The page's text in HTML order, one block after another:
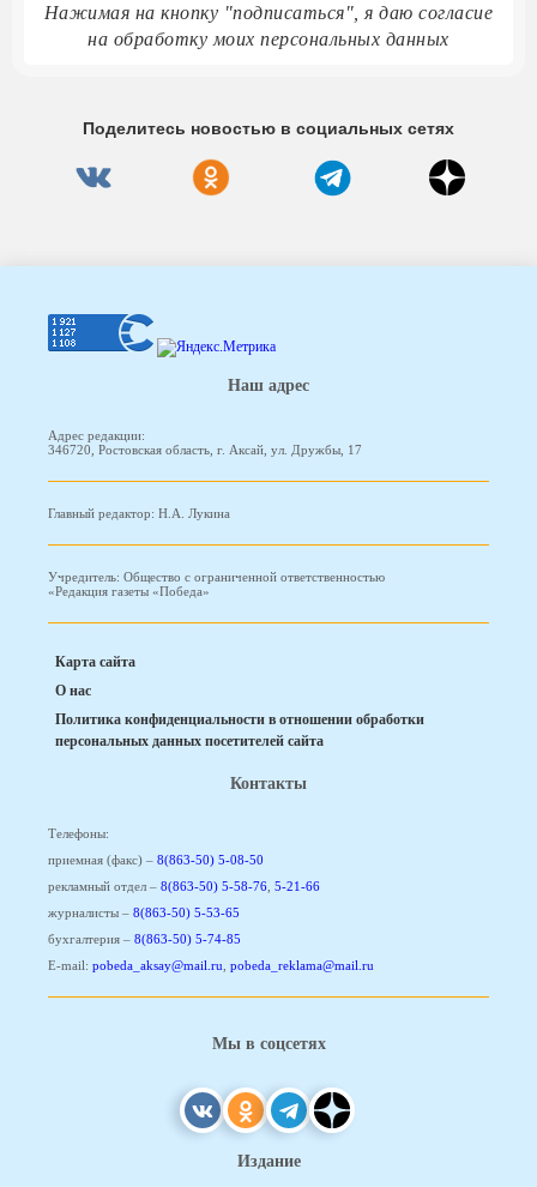
Нажимая на кнопку "подписаться", я даю согласие
на обработку моих персональных данных
Поделитесь новостью в социальных сетях
Наш адрес
Адрес редакции:
346720, Ростовская область, г. Аксай, ул. Дружбы, 17
Главный редактор: Н.А. Лукина
Учредитель: Общество с ограниченной ответственностью
«Редакция газеты «Победа»
Карта сайта
О нас
Политика конфиденциальности в отношении обработки
персональных данных посетителей сайта
Контакты
Телефоны:
приемная (факс) – 8(863-50) 5-08-50
рекламный отдел – 8(863-50) 5-58-76, 5-21-66
журналисты – 8(863-50) 5-53-65
бухгалтерия – 8(863-50) 5-74-85
E-mail: pobeda_aksay@mail.ru, pobeda_reklama@mail.ru
Мы в соцсетях
Издание